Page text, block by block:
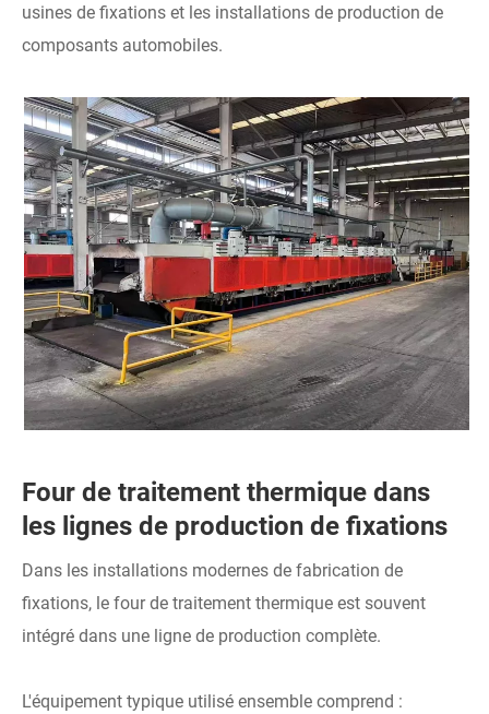
usines de fixations et les installations de production de
composants automobiles.
Four de traitement thermique dans
les lignes de production de fixations
Dans les installations modernes de fabrication de
fixations, le four de traitement thermique est souvent
intégré dans une ligne de production complète.
L'équipement typique utilisé ensemble comprend :